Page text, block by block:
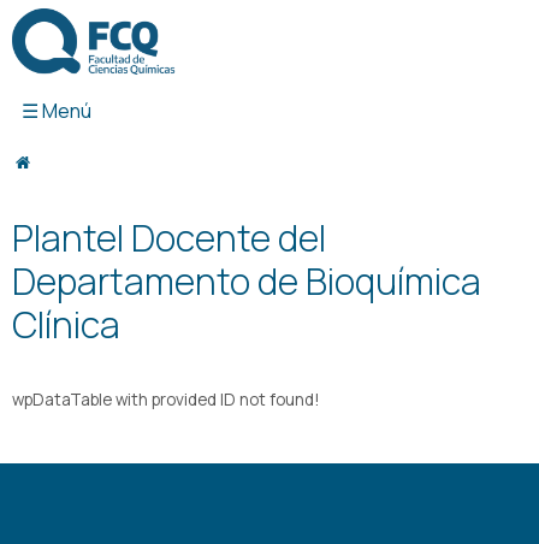
contenido
Plantel Docente del
Departamento de Bioquímica
Clínica
wpDataTable with provided ID not found!